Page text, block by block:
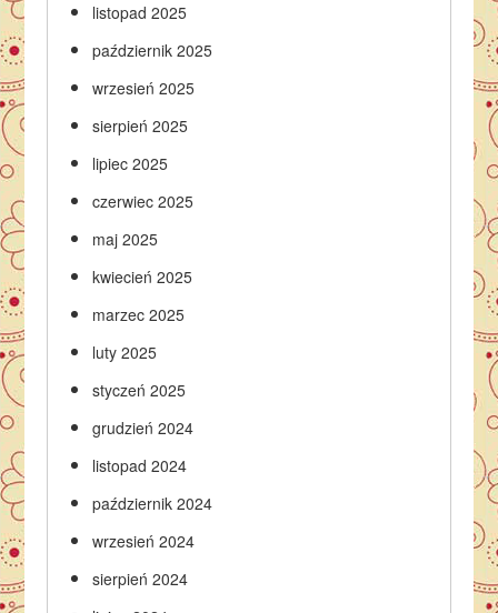
listopad 2025
październik 2025
wrzesień 2025
sierpień 2025
lipiec 2025
czerwiec 2025
maj 2025
kwiecień 2025
marzec 2025
luty 2025
styczeń 2025
grudzień 2024
listopad 2024
październik 2024
wrzesień 2024
sierpień 2024